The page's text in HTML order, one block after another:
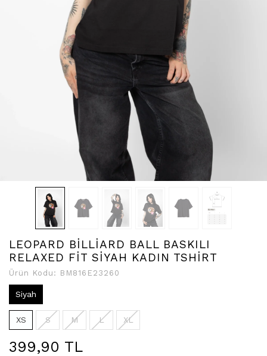
LEOPARD BİLLİARD BALL BASKILI
RELAXED FİT SİYAH KADIN TSHİRT
Ürün Kodu: BM816E23260
Siyah
XS S M L XL
399,90 TL